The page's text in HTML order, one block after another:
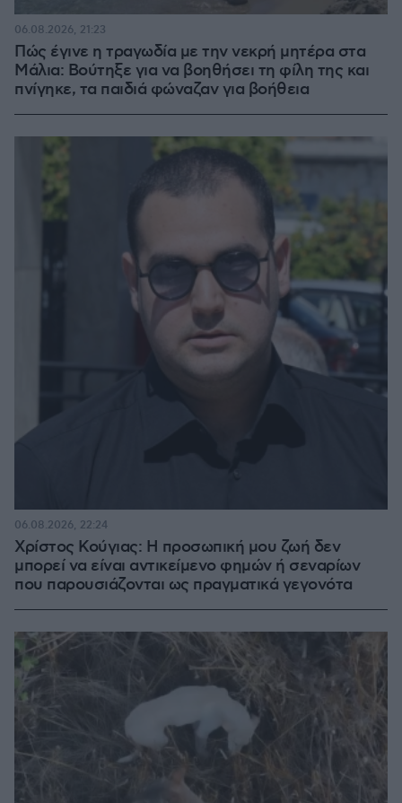
Πώς έγινε η τραγωδία με την νεκρή μητέρα στα
Μάλια: Βούτηξε για να βοηθήσει τη φίλη της και
πνίγηκε, τα παιδιά φώναζαν για βοήθεια
06.08.2026, 21:23
Χρίστος Κούγιας: Η προσωπική μου ζωή δεν
μπορεί να είναι αντικείμενο φημών ή σεναρίων
που παρουσιάζονται ως πραγματικά γεγονότα
06.08.2026, 22:24